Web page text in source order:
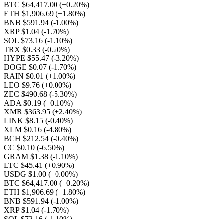
BTC $64,417.00 (+0.20%)
ETH $1,906.69 (+1.80%)
BNB $591.94 (-1.00%)
XRP $1.04 (-1.70%)
SOL $73.16 (-1.10%)
TRX $0.33 (-0.20%)
HYPE $55.47 (-3.20%)
DOGE $0.07 (-1.70%)
RAIN $0.01 (+1.00%)
LEO $9.76 (+0.00%)
ZEC $490.68 (-5.30%)
ADA $0.19 (+0.10%)
XMR $363.95 (+2.40%)
LINK $8.15 (-0.40%)
XLM $0.16 (-4.80%)
BCH $212.54 (-0.40%)
CC $0.10 (-6.50%)
GRAM $1.38 (-1.10%)
LTC $45.41 (+0.90%)
USDG $1.00 (+0.00%)
BTC $64,417.00 (+0.20%)
ETH $1,906.69 (+1.80%)
BNB $591.94 (-1.00%)
XRP $1.04 (-1.70%)